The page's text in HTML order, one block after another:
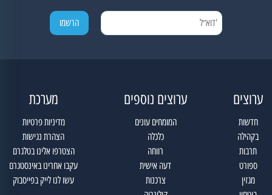
ערוצים
חדשות
בקהילה
תרבות
ספורט
מגזין
ערוצים נוספים
המומחים עונים
כלכלה
רווחה
דעה אישית
צרכנות
מערכת
מדיניות פרטיות
הצהרת נגישות
הצטרפו אלינו בטלגרם
עקבו אחרינו באינסטגרם
עשו לנו לייק בפייסבוק